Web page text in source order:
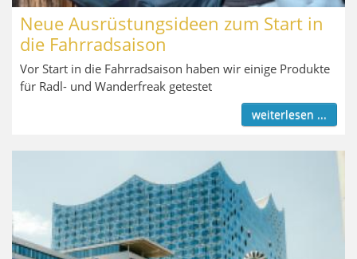
Neue Ausrüstungsideen zum Start in
die Fahrradsaison
Vor Start in die Fahrradsaison haben wir einige Produkte
für Radl- und Wanderfreak getestet
weiterlesen ...